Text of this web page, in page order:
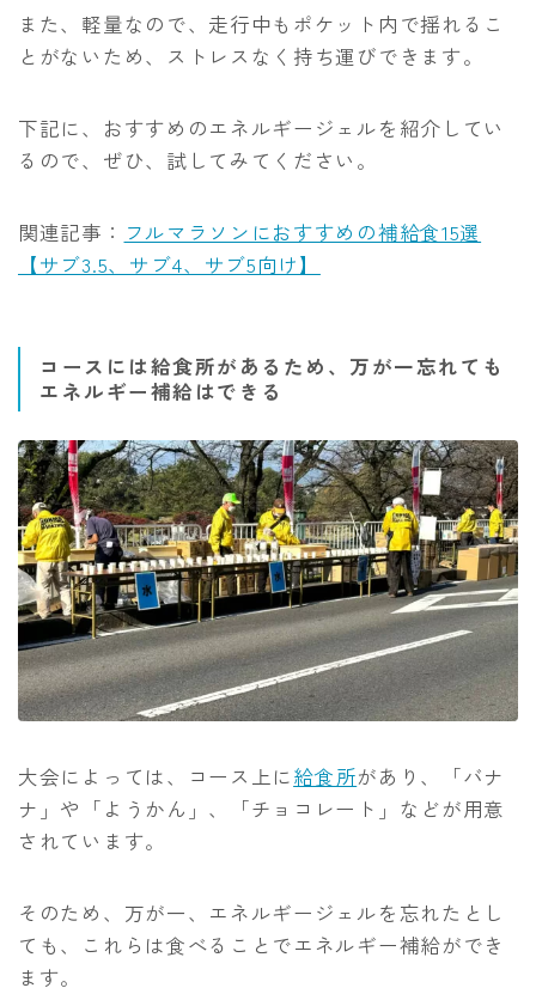
また、軽量なので、走行中もポケット内で揺れるこ
とがないため、ストレスなく持ち運びできます。
下記に、おすすめのエネルギージェルを紹介してい
るので、ぜひ、試してみてください。
関連記事： フルマラソンにおすすめの補給食15選
【サブ3.5、サブ4、サブ5向け】
コースには給食所があるため、万が一忘れても
エネルギー補給はできる
大会によっては、コース上に給食所があり、「バナ
ナ」や「ようかん」、「チョコレート」などが用意
されています。
そのため、万が一、エネルギージェルを忘れたとし
ても、これらは食べることでエネルギー補給ができ
ます。